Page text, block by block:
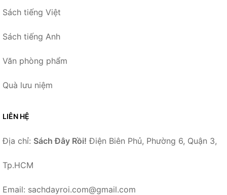
Sách tiếng Việt
Sách tiếng Anh
Văn phòng phẩm
Quà lưu niệm
LIÊN HỆ
Địa chỉ: Sách Đây Rồi! Điện Biên Phủ, Phường 6, Quận 3,
Tp.HCM
Email: sachdayroi.com@gmail.com